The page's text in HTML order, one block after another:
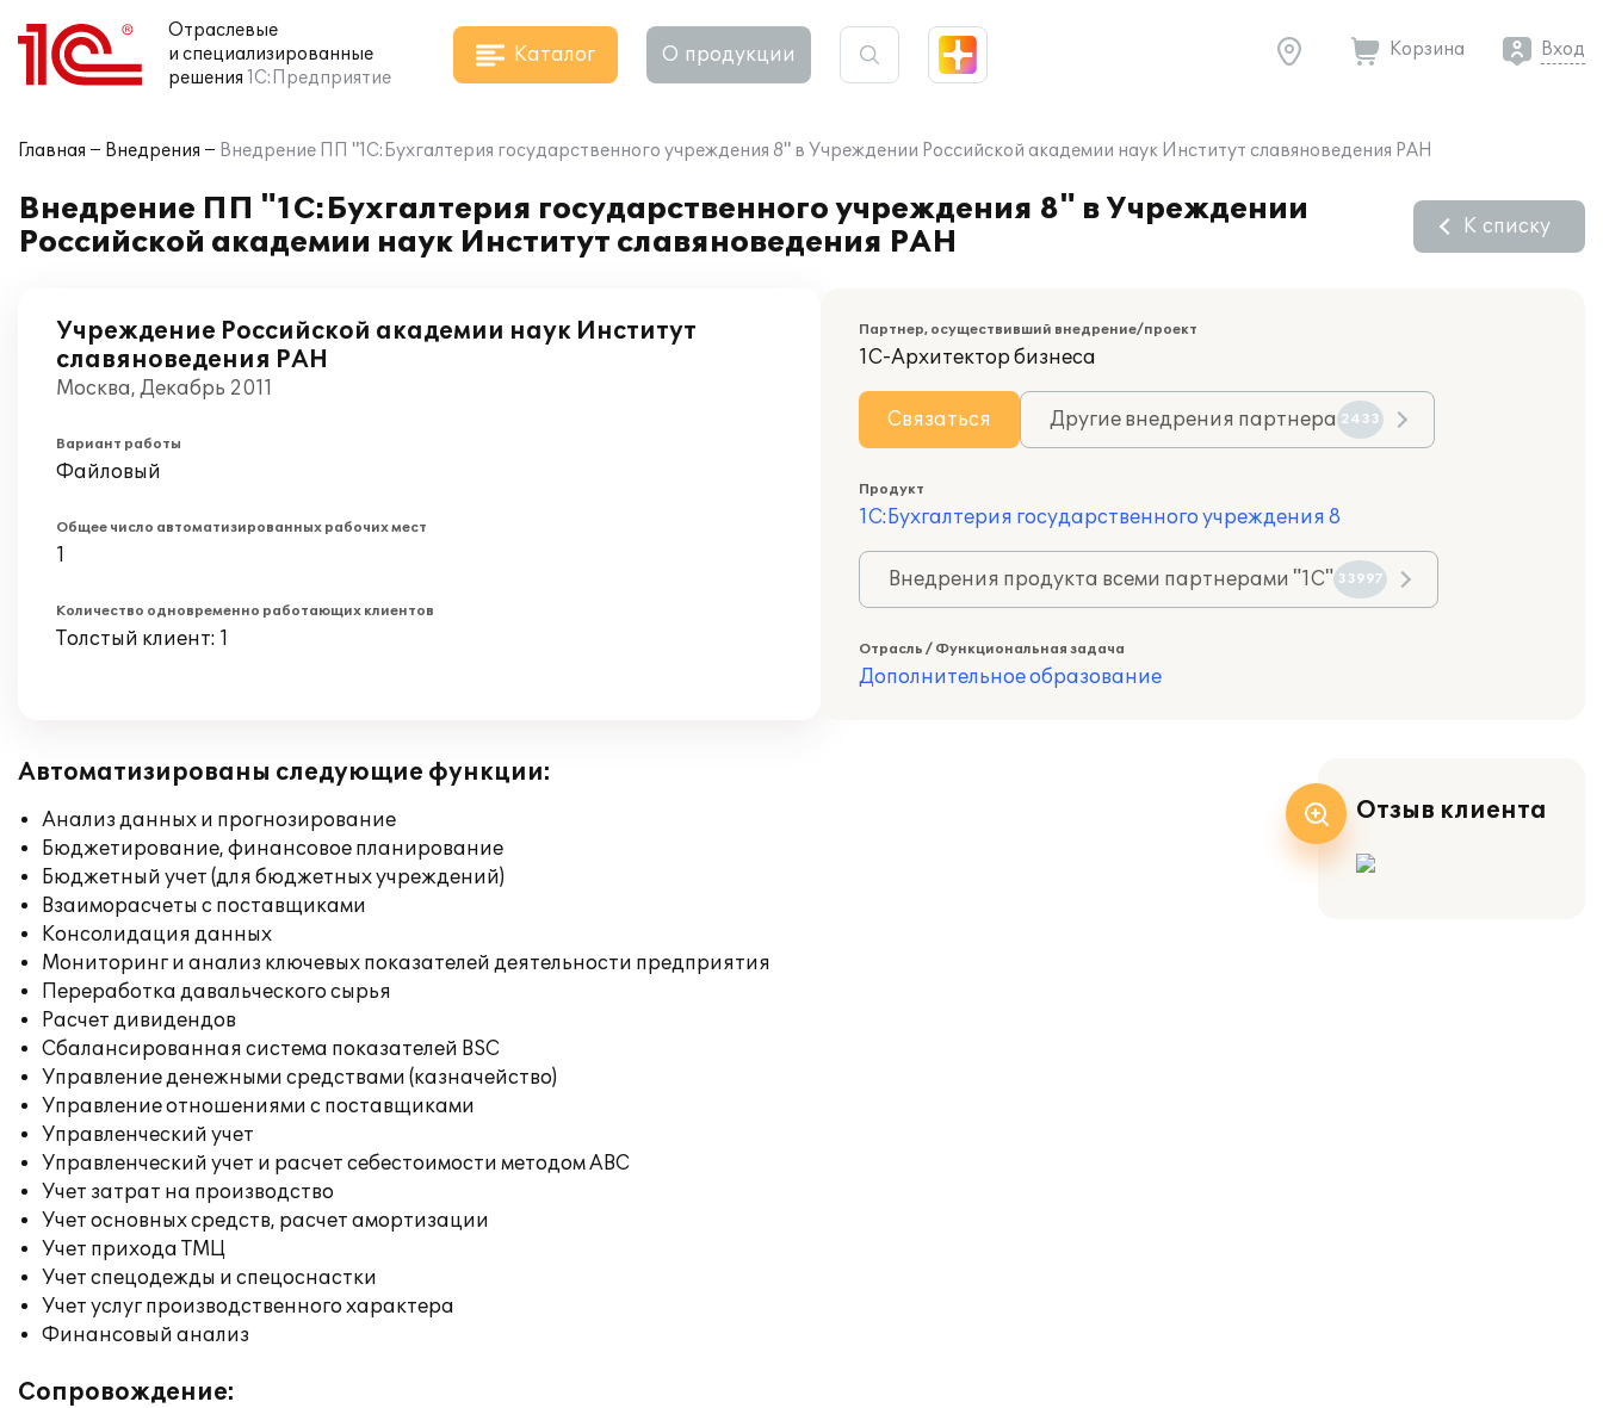
Отраслевые
и специализированные
решения 1С:Предприятие
Каталог О продукции Корзина Вход
Главная Внедрения Внедрение ПП "1С:Бухгалтерия государственного учреждения 8" в Учреждении Российской академии наук Институт славяноведения РАН
Внедрение ПП "1С:Бухгалтерия государственного учреждения 8" в Учреждении
Российской академии наук Институт славяноведения РАН
К списку
Учреждение Российской академии наук Институт
славяноведения РАН
Москва, Декабрь 2011
Вариант работы
Файловый
Общее число автоматизированных рабочих мест
1
Количество одновременно работающих клиентов
Толстый клиент: 1
Партнер, осуществивший внедрение/проект
1С-Архитектор бизнеса
Связаться Другие внедрения партнера 2433
Продукт
1С:Бухгалтерия государственного учреждения 8
Внедрения продукта всеми партнерами "1С" 33997
Отрасль / Функциональная задача
Дополнительное образование
Автоматизированы следующие функции:
Анализ данных и прогнозирование
Бюджетирование, финансовое планирование
Бюджетный учет (для бюджетных учреждений)
Взаиморасчеты с поставщиками
Консолидация данных
Мониторинг и анализ ключевых показателей деятельности предприятия
Переработка давальческого сырья
Расчет дивидендов
Сбалансированная система показателей BSC
Управление денежными средствами (казначейство)
Управление отношениями с поставщиками
Управленческий учет
Управленческий учет и расчет себестоимости методом ABC
Учет затрат на производство
Учет основных средств, расчет амортизации
Учет прихода ТМЦ
Учет спецодежды и спецоснастки
Учет услуг производственного характера
Финансовый анализ
Сопровождение:
Отзыв клиента